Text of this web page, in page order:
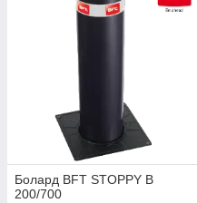
Болард BFT STOPPY B
200/700